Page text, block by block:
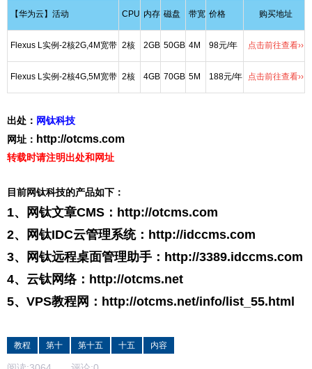
【华为云】活动 CPU 内存 磁盘 带宽 价格 购买地址
Flexus L实例-2核2G,4M宽带 2核 2GB 50GB 4M 98元/年 点击前往查看››
Flexus L实例-2核4G,5M宽带 2核 4GB 70GB 5M 188元/年 点击前往查看››
出处： 网钛科技
网址： http://otcms.com
转载时请注明出处和网址
目前网钛科技的产品如下：
1、网钛文章CMS： http://otcms.com
2、网钛IDC云管理系统： http://idccms.com
3、网钛远程桌面管理助手： http://3389.idccms.com
4、云钛网络： http://otcms.net
5、VPS教程网： http://otcms.net/info/list_55.html
教程 第十 第十五 十五 内容